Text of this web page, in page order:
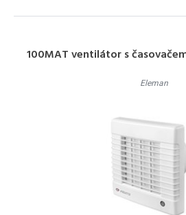
100MAT ventilátor s
Eleman